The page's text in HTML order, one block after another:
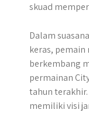
skuad
Dalam
keras,
berkembang
permainan
tahun
memiliki visi